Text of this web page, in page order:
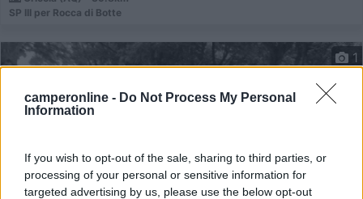
camperonline - Do Not Process My Personal
Information
If you wish to opt-out of the sale, sharing to third parties, or
processing of your personal or sensitive information for
targeted advertising by us, please use the below opt-out
SP III per Rocca di Botte
1